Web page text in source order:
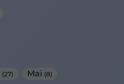
(27) Mai (8)